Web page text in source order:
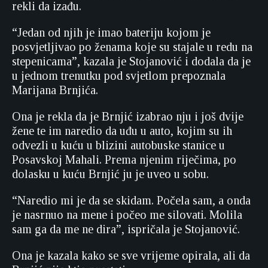
rekli da izađu.
“Jedan od njih je imao bateriju kojom je
posvjetljivao po ženama koje su stajale u redu na
stepenicama”, kazala je Stojanović i dodala da je
u jednom trenutku pod svjetlom prepoznala
Marijana Brnjića.
Ona je rekla da je Brnjić izabrao nju i još dvije
žene te im naredio da uđu u auto, kojim su ih
odvezli u kuću u blizini autobuske stanice u
Posavskoj Mahali. Prema njenim riječima, po
dolasku u kuću Brnjić ju je uveo u sobu.
“Naredio mi je da se skidam. Počela sam, a onda
je nasrnuo na mene i počeo me silovati. Molila
sam ga da me ne dira”, ispričala je Stojanović.
Ona je kazala kako se sve vrijeme opirala, ali da